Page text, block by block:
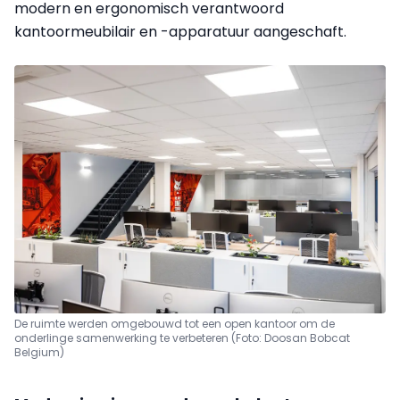
modern en ergonomisch verantwoord
kantoormeubilair en -apparatuur aangeschaft.
De ruimte werden omgebouwd tot een open kantoor om de
onderlinge samenwerking te verbeteren (Foto: Doosan Bobcat
Belgium)